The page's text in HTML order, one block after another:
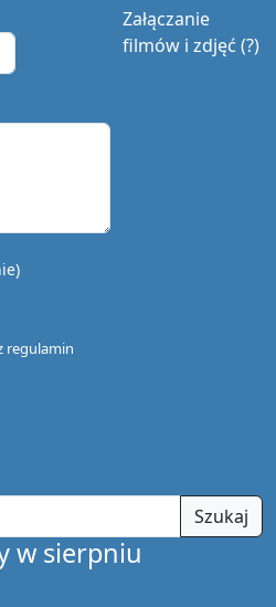
Załączanie
filmów i zdjęć (?)
regulamin
Szukaj
w sierpniu